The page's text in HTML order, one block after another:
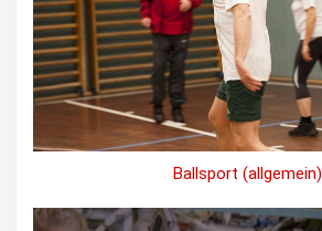
Ballsport (allgemein)